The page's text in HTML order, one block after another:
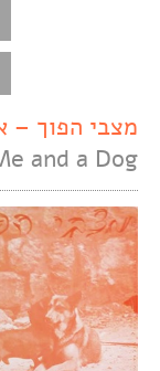
מצבי הפוך – אני
and a Dog